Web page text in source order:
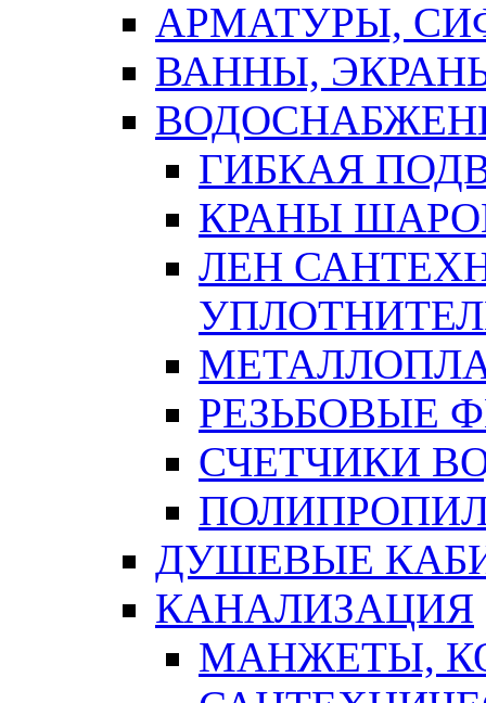
АРМАТУРЫ,
ВАННЫ,
ГИБКАЯ
КРАНЫ
ЛЕН
РЕЗЬБОВЫЕ
СЧЕТЧИКИ
ДУШЕВЫЕ
КАНАЛИЗАЦИЯ
МАНЖЕТЫ,